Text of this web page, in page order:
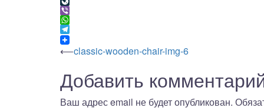
LiveJournal
Viber
WhatsApp
Telegram
Навигация
по
⟵classic-wooden-chair-img-6
Добавить
Ваш адрес email не будет опубликован.